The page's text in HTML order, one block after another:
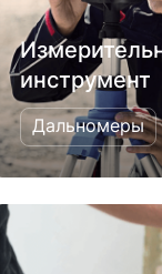
инструмент
Дальномеры